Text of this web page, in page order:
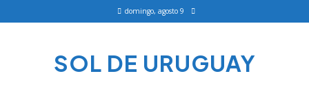
domingo, agosto 9
SOL DE URUGUAY